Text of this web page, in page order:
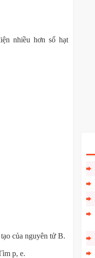
nhiều hơn số hạt
của nguyên tử B.
p, e.